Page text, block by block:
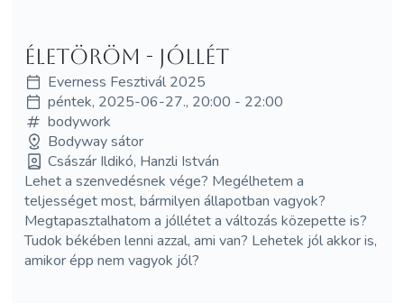
Életöröm - jóllét
Everness Fesztivál 2025
péntek, 2025-06-27., 20:00 - 22:00
bodywork
Bodyway sátor
Császár Ildikó, Hanzli István
Lehet a szenvedésnek vége? Megélhetem a
teljességet most, bármilyen állapotban vagyok?
Megtapasztalhatom a jóllétet a változás közepette is?
Tudok békében lenni azzal, ami van? Lehetek jól akkor is,
amikor épp nem vagyok jól?